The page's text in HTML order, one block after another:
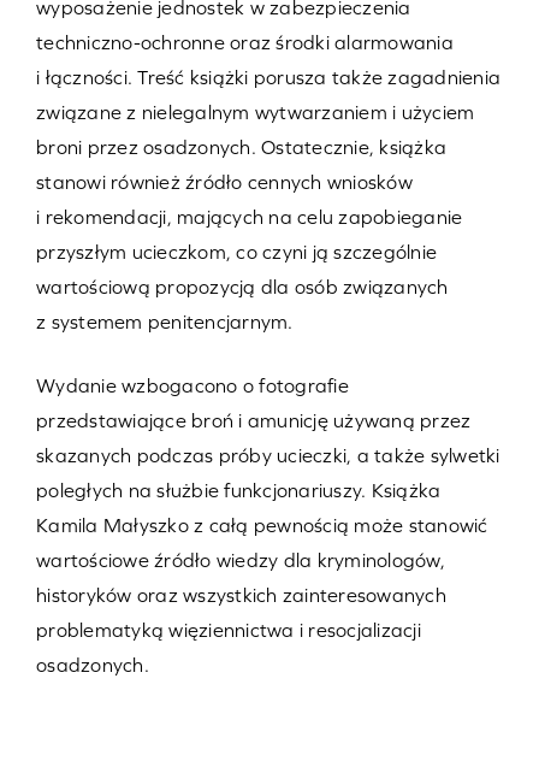
wyposażenie jednostek w zabezpieczenia
techniczno-ochronne oraz środki alarmowania
i łączności. Treść książki porusza także zagadnienia
związane z nielegalnym wytwarzaniem i użyciem
broni przez osadzonych. Ostatecznie, książka
stanowi również źródło cennych wniosków
i rekomendacji, mających na celu zapobieganie
przyszłym ucieczkom, co czyni ją szczególnie
wartościową propozycją dla osób związanych
z systemem penitencjarnym.
Wydanie wzbogacono o fotografie
przedstawiające broń i amunicję używaną przez
skazanych podczas próby ucieczki, a także sylwetki
poległych na służbie funkcjonariuszy. Książka
Kamila Małyszko z całą pewnością może stanowić
wartościowe źródło wiedzy dla kryminologów,
historyków oraz wszystkich zainteresowanych
problematyką więziennictwa i resocjalizacji
osadzonych.